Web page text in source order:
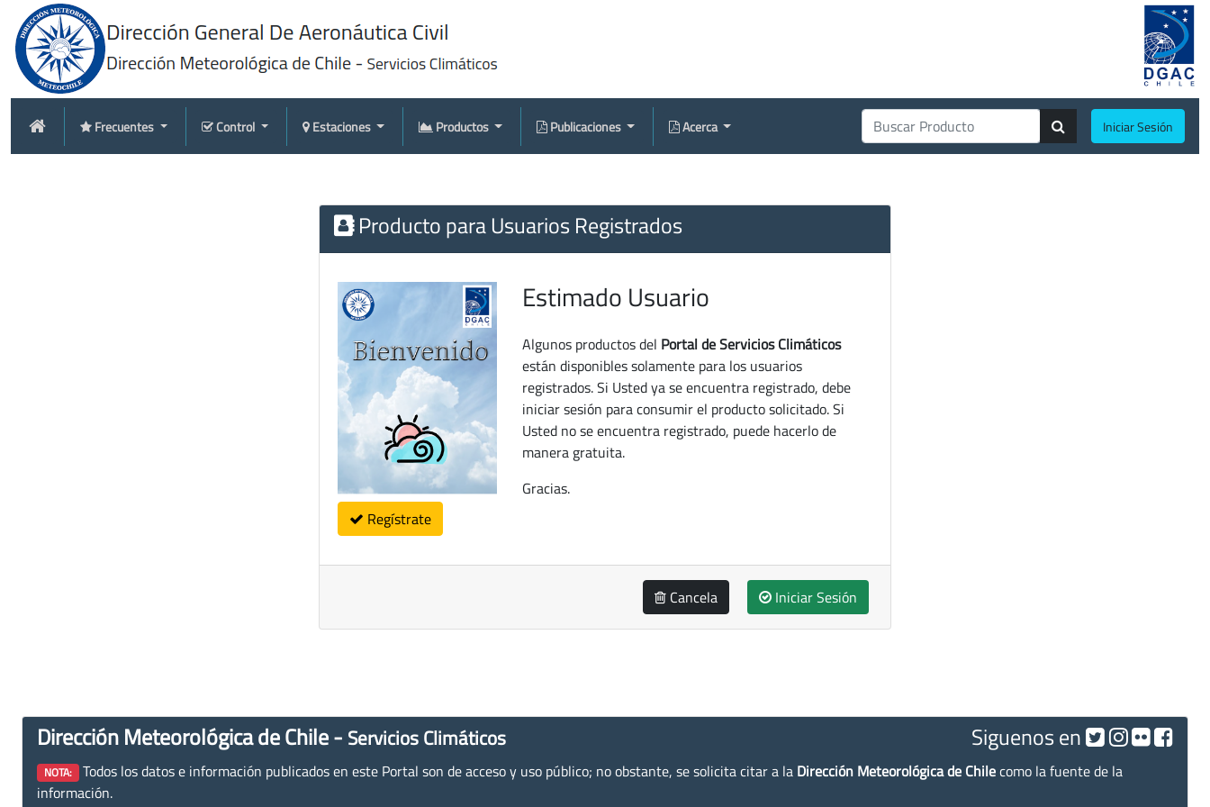
Frecuentes Control Estaciones Productos Publicaciones Acerca Iniciar Sesión
Producto para Usuarios Registrados
Regístrate
Estimado Usuario
Algunos productos del Portal de Servicios Climáticos
están disponibles solamente para los usuarios
registrados. Si Usted ya se encuentra registrado, debe
iniciar sesión para consumir el producto solicitado. Si
Usted no se encuentra registrado, puede hacerlo de
manera gratuita.
Gracias.
Cancela Iniciar Sesión
Dirección Meteorológica de Chile - Servicios Climáticos Siguenos en
NOTA: Todos los datos e información publicados en este Portal son de acceso y uso público; no obstante, se solicita citar a la Dirección Meteorológica de Chilecomo la fuente de la
información.